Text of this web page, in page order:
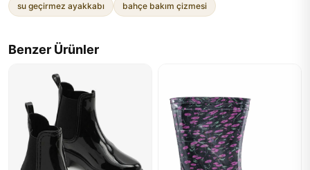
su geçirmez ayakkabı bahçe bakım çizmesi
Benzer Ürünler